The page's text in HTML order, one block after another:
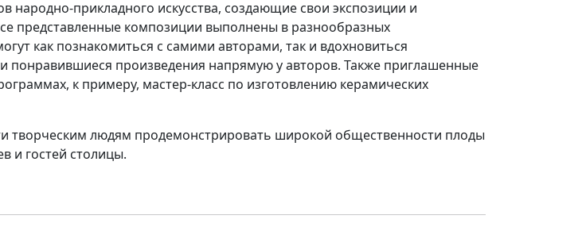
прикладного искусства, создающие свои экспозиции и
представленные композиции выполнены в разнообразных
как познакомиться с самими авторами, так и вдохновиться
понравившиеся произведения напрямую у авторов. Также приглашенные
к примеру, мастер-класс по изготовлению керамических
творческим людям продемонстрировать широкой общественности плоды
и гостей столицы.